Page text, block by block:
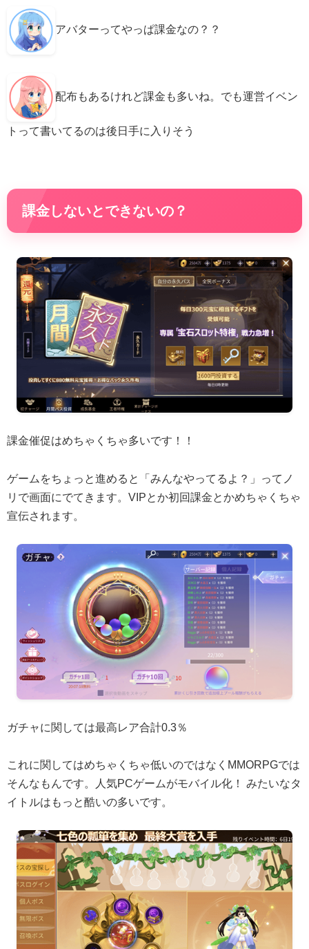
アバターってやっぱ課金なの？？
配布もあるけれど課金も多いね。でも運営イベン
トって書いてるのは後日手に入りそう
課金しないとできないの？
課金催促はめちゃくちゃ多いです！！
ゲームをちょっと進めると「みんなやってるよ？」ってノ
リで画面にでてきます。VIPとか初回課金とかめちゃくちゃ
宣伝されます。
ガチャに関しては最高レア合計0.3％
これに関してはめちゃくちゃ低いのではなくMMORPGでは
そんなもんです。人気PCゲームがモバイル化！ みたいなタ
イトルはもっと酷いの多いです。